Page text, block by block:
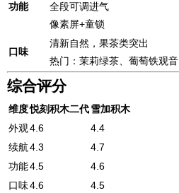
功能
全段可调进气
像素屏+童锁
口味
清新自然，果茶类突出
热门：茉莉绿茶、葡萄铁观音
综合评分
维度悦刻积木二代雪加积木
外观4.6
4.4
续航4.3
4.7
功能4.5
4.6
口味4.6
4.5